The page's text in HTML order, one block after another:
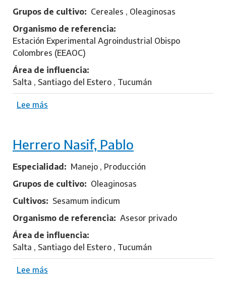
e
r
o
,
W
u
g
Grupos de cultivo
Cereales , Oleaginosas
Organismo de referencia
Estación Experimental Agroindustrial Obispo
Colombres (EEAOC)
Área de influencia
Salta , Santiago del Estero , Tucumán
Lee más
r
e
S
a
a
,
F
Herrero Nasif, Pablo
Especialidad
Manejo , Producción
Grupos de cultivo
Oleaginosas
Cultivos
Sesamum indicum
Organismo de referencia
Asesor privado
Área de influencia
Salta , Santiago del Estero , Tucumán
Lee más